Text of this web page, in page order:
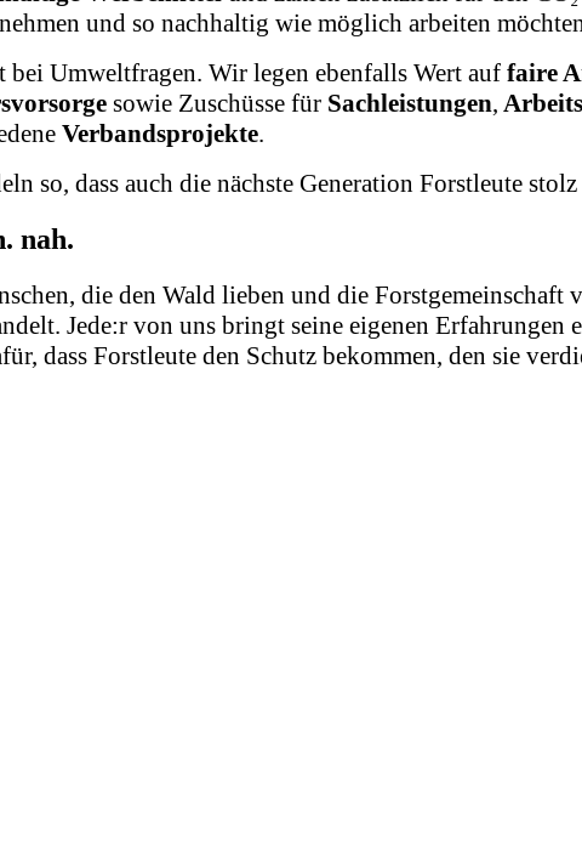
und so nachhaltig wie möglich arbeiten
Umweltfragen. Wir legen ebenfalls Wert auf faire
sowie Zuschüsse für Sachleistungen,
Verbandsprojekte.
so, dass auch die nächste Generation Forstleute
nah.
die den Wald lieben und die
Jede:r von uns bringt seine eigenen
dass Forstleute den Schutz bekommen, den sie